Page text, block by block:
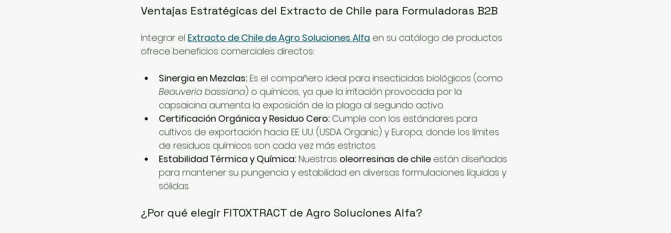
Ventajas Estratégicas del Extracto de Chile para Formuladoras B2B
Integrar el Extracto de Chile de Agro Soluciones Alfa en su catálogo de productos
ofrece beneficios comerciales directos:
Sinergia en Mezclas: Es el compañero ideal para insecticidas biológicos (como
Beauveria bassiana) o químicos, ya que la irritación provocada por la
capsaicina aumenta la exposición de la plaga al segundo activo.
Certificación Orgánica y Residuo Cero: Cumple con los estándares para
cultivos de exportación hacia EE. UU. (USDA Organic) y Europa, donde los límites
de residuos químicos son cada vez más estrictos.
Estabilidad Térmica y Química: Nuestras oleorresinas de chile están diseñadas
para mantener su pungencia y estabilidad en diversas formulaciones líquidas y
sólidas.
¿Por qué elegir FITOXTRACT de Agro Soluciones Alfa?